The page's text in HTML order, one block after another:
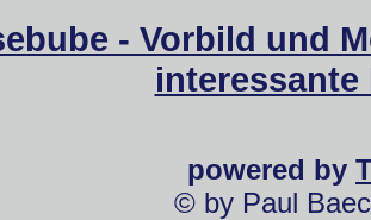
- Vorbild und
powered by
© by Paul